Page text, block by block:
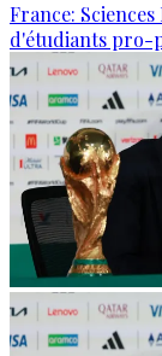
France:
d'étudiants pro-